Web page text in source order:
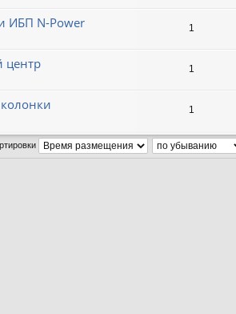
ИБП N-Power 1
центр 1
1